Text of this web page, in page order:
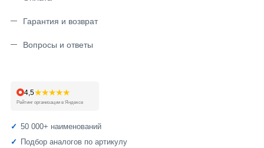
Гарантия и возврат
Вопросы и ответы
4,5★★★★★
Рейтинг организации в Яндексе
50 000+ наименований
Подбор аналогов по артикулу